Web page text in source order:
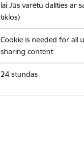
lai Jūs varētu dalīties ar
tīklos)
Cookie is needed for all
sharing content
24 stundas